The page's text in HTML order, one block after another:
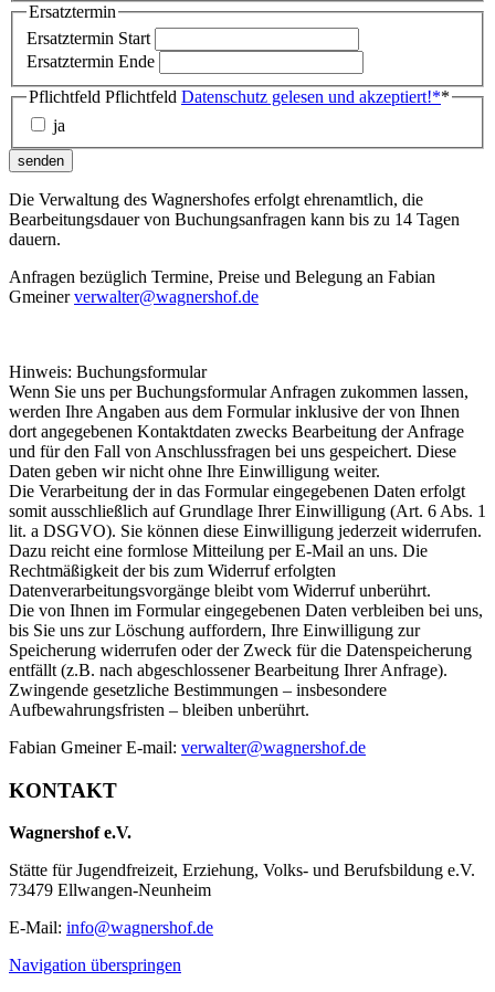
Ersatztermin
Ersatztermin Start
Ersatztermin Ende
Pflichtfeld Pflichtfeld Datenschutz gelesen und akzeptiert!**
ja
senden
Die Verwaltung des Wagnershofes erfolgt ehrenamtlich, die
Bearbeitungsdauer von Buchungsanfragen kann bis zu 14 Tagen
dauern.
Anfragen bezüglich Termine, Preise und Belegung an Fabian
Gmeinerverwalter@wagnershof.de
Hinweis: Buchungsformular
Wenn Sie uns per Buchungsformular Anfragen zukommen lassen,
werden Ihre Angaben aus dem Formular inklusive der von Ihnen
dort angegebenen Kontaktdaten zwecks Bearbeitung der Anfrage
und für den Fall von Anschlussfragen bei uns gespeichert. Diese
Daten geben wir nicht ohne Ihre Einwilligung weiter.
Die Verarbeitung der in das Formular eingegebenen Daten erfolgt
somit ausschließlich auf Grundlage Ihrer Einwilligung (Art. 6 Abs. 1
lit. a DSGVO). Sie können diese Einwilligung jederzeit widerrufen.
Dazu reicht eine formlose Mitteilung per E-Mail an uns. Die
Rechtmäßigkeit der bis zum Widerruf erfolgten
Datenverarbeitungsvorgänge bleibt vom Widerruf unberührt.
Die von Ihnen im Formular eingegebenen Daten verbleiben bei uns,
bis Sie uns zur Löschung auffordern, Ihre Einwilligung zur
Speicherung widerrufen oder der Zweck für die Datenspeicherung
entfällt (z.B. nach abgeschlossener Bearbeitung Ihrer Anfrage).
Zwingende gesetzliche Bestimmungen – insbesondere
Aufbewahrungsfristen – bleiben unberührt.
Fabian Gmeiner E-mail: verwalter@wagnershof.de
KONTAKT
Wagnershof e.V.
Stätte für Jugendfreizeit, Erziehung, Volks- und Berufsbildung e.V.
73479 Ellwangen-Neunheim
E-Mail: info@wagnershof.de
Navigation überspringen